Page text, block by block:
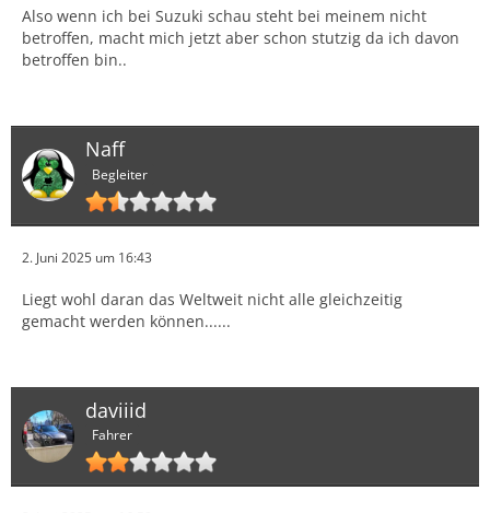
Also wenn ich bei Suzuki schau steht bei meinem nicht
betroffen, macht mich jetzt aber schon stutzig da ich davon
betroffen bin..
Naff
Begleiter
2. Juni 2025 um 16:43
Liegt wohl daran das Weltweit nicht alle gleichzeitig
gemacht werden können......
daviiid
Fahrer